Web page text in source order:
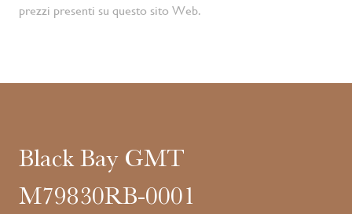
prezzi presenti su questo sito Web.
Black Bay GMT
M79830RB-0001